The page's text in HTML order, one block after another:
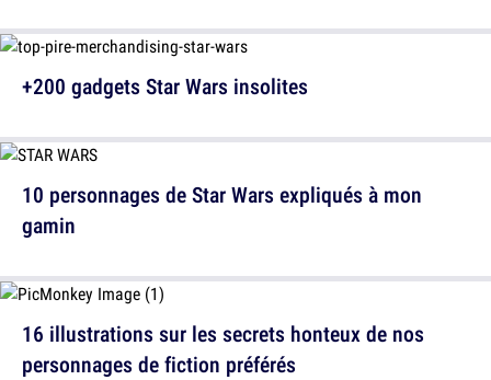
10 personnages de Star Wars expliqués à mon
gamin
+200 gadgets Star Wars insolites
16 illustrations sur les secrets honteux de nos
personnages de fiction préférés